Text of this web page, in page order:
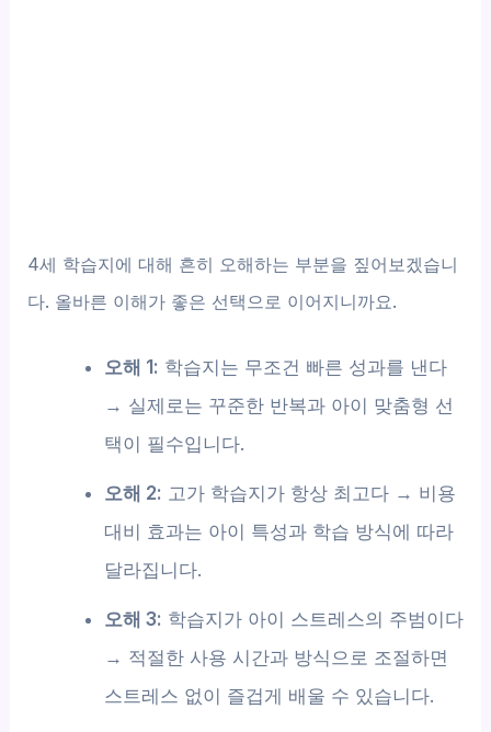
4세 학습지에 대해 흔히 오해하는 부분을 짚어보겠습니
다. 올바른 이해가 좋은 선택으로 이어지니까요.
오해 1: 학습지는 무조건 빠른 성과를 낸다
→ 실제로는 꾸준한 반복과 아이 맞춤형 선
택이 필수입니다.
오해 2: 고가 학습지가 항상 최고다 → 비용
대비 효과는 아이 특성과 학습 방식에 따라
달라집니다.
오해 3: 학습지가 아이 스트레스의 주범이다
→ 적절한 사용 시간과 방식으로 조절하면
스트레스 없이 즐겁게 배울 수 있습니다.